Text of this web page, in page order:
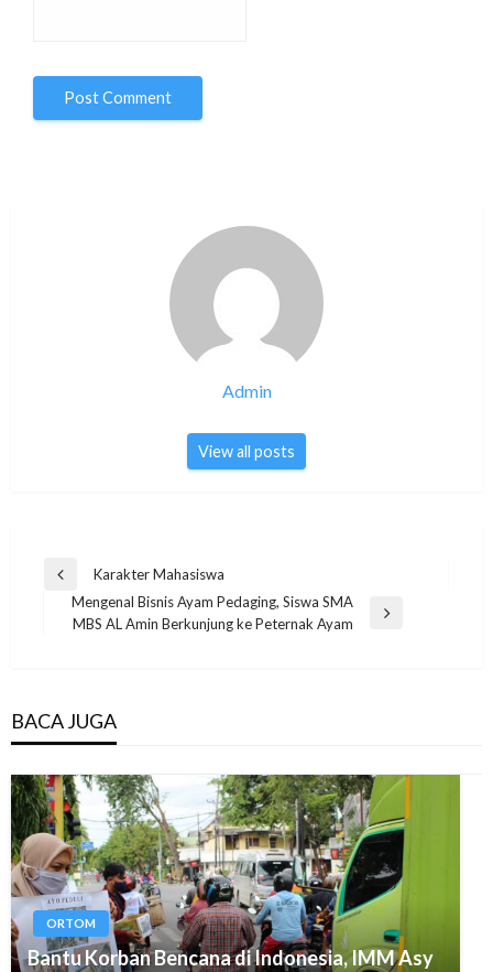
Admin
View all posts
Post
navigation
Previous
Post
Karakter Mahasiswa
Next
Mengenal Bisnis Ayam Pedaging, Siswa SMA
MBS AL Amin Berkunjung ke Peternak Ayam
BACA JUGA
ORTOM
Bantu Korban Bencana di Indonesia, IMM Asy